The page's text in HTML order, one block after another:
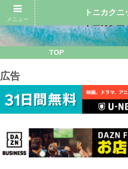
TOP
広告
メニュー
トニカクニ